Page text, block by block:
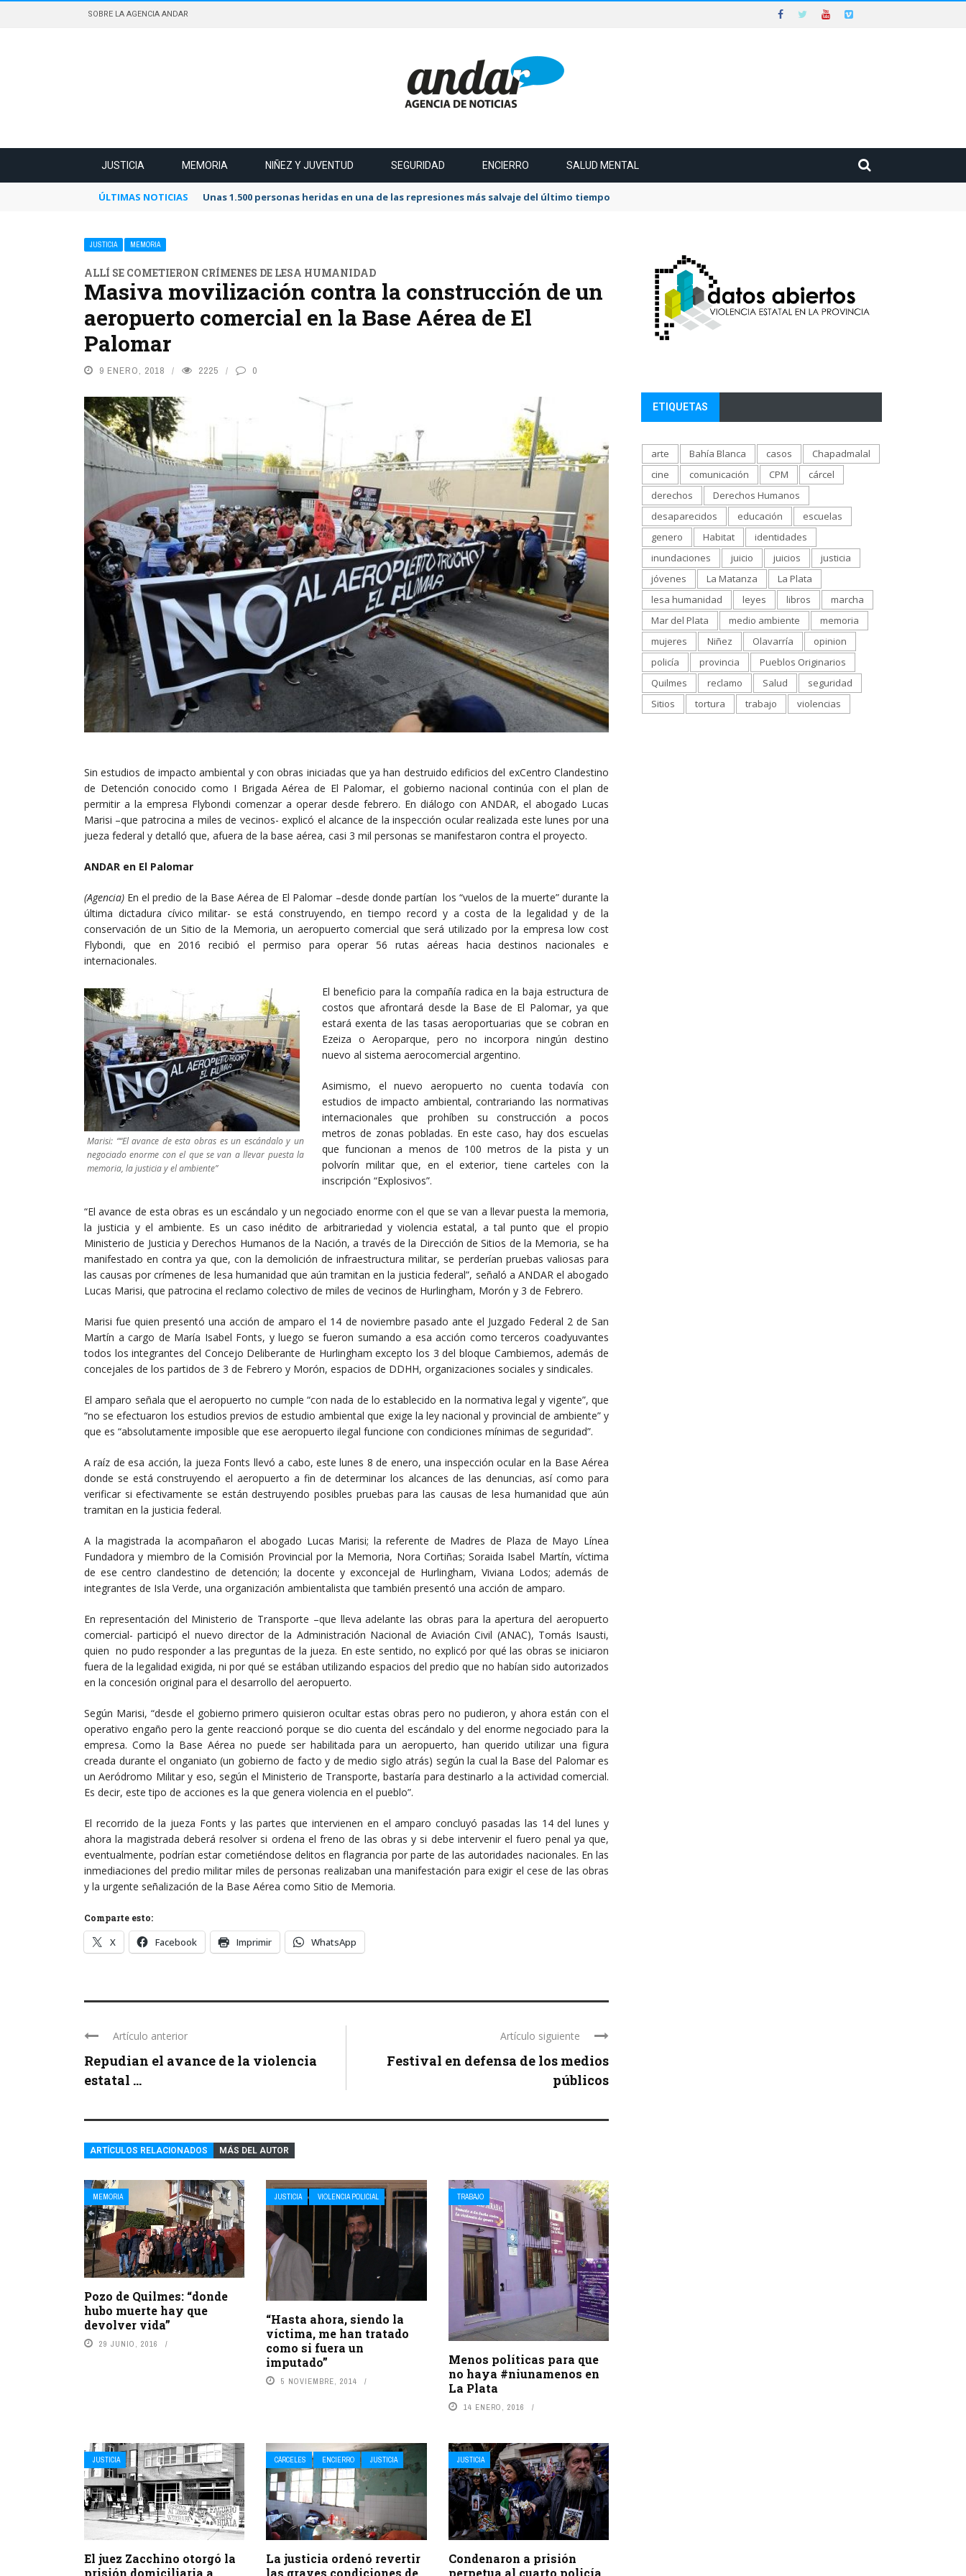
SOBRE LA AGENCIA ANDAR
JUSTICIA MEMORIA NIÑEZ Y JUVENTUD SEGURIDAD ENCIERRO SALUD MENTAL
ÚLTIMAS NOTICIAS Unas 1.500 personas heridas en una de las represiones más salvaje del último tiempo
JUSTICIA MEMORIA
ALLÍ SE COMETIERON CRÍMENES DE LESA HUMANIDAD
Masiva movilización contra la construcción de un
aeropuerto comercial en la Base Aérea de El
Palomar
9 ENERO, 2018 2225 0
Sin estudios de impacto ambiental y con obras iniciadas que ya han destruido edificios del exCentro Clandestino
de Detención conocido como I Brigada Aérea de El Palomar, el gobierno nacional continúa con el plan de
permitir a la empresa Flybondi comenzar a operar desde febrero. En diálogo con ANDAR, el abogado Lucas
Marisi –que patrocina a miles de vecinos- explicó el alcance de la inspección ocular realizada este lunes por una
jueza federal y detalló que, afuera de la base aérea, casi 3 mil personas se manifestaron contra el proyecto.
ANDAR en El Palomar
(Agencia) En el predio de la Base Aérea de El Palomar –desde donde partían los “vuelos de la muerte” durante la
última dictadura cívico militar- se está construyendo, en tiempo record y a costa de la legalidad y de la
conservación de un Sitio de la Memoria, un aeropuerto comercial que será utilizado por la empresa low cost
Flybondi, que en 2016 recibió el permiso para operar 56 rutas aéreas hacia destinos nacionales e
internacionales.
Marisi: ““El avance de esta obras es un escándalo y un
negociado enorme con el que se van a llevar puesta la
memoria, la justicia y el ambiente”
El beneficio para la compañía radica en la baja estructura de
costos que afrontará desde la Base de El Palomar, ya que
estará exenta de las tasas aeroportuarias que se cobran en
Ezeiza o Aeroparque, pero no incorpora ningún destino
nuevo al sistema aerocomercial argentino.
Asimismo, el nuevo aeropuerto no cuenta todavía con
estudios de impacto ambiental, contrariando las normativas
internacionales que prohíben su construcción a pocos
metros de zonas pobladas. En este caso, hay dos escuelas
que funcionan a menos de 100 metros de la pista y un
polvorín militar que, en el exterior, tiene carteles con la
inscripción “Explosivos”.
“El avance de esta obras es un escándalo y un negociado enorme con el que se van a llevar puesta la memoria,
la justicia y el ambiente. Es un caso inédito de arbitrariedad y violencia estatal, a tal punto que el propio
Ministerio de Justicia y Derechos Humanos de la Nación, a través de la Dirección de Sitios de la Memoria, se ha
manifestado en contra ya que, con la demolición de infraestructura militar, se perderían pruebas valiosas para
las causas por crímenes de lesa humanidad que aún tramitan en la justicia federal”, señaló a ANDAR el abogado
Lucas Marisi, que patrocina el reclamo colectivo de miles de vecinos de Hurlingham, Morón y 3 de Febrero.
Marisi fue quien presentó una acción de amparo el 14 de noviembre pasado ante el Juzgado Federal 2 de San
Martín a cargo de María Isabel Fonts, y luego se fueron sumando a esa acción como terceros coadyuvantes
todos los integrantes del Concejo Deliberante de Hurlingham excepto los 3 del bloque Cambiemos, además de
concejales de los partidos de 3 de Febrero y Morón, espacios de DDHH, organizaciones sociales y sindicales.
El amparo señala que el aeropuerto no cumple “con nada de lo establecido en la normativa legal y vigente”, que
“no se efectuaron los estudios previos de estudio ambiental que exige la ley nacional y provincial de ambiente” y
que es “absolutamente imposible que ese aeropuerto ilegal funcione con condiciones mínimas de seguridad”.
A raíz de esa acción, la jueza Fonts llevó a cabo, este lunes 8 de enero, una inspección ocular en la Base Aérea
donde se está construyendo el aeropuerto a fin de determinar los alcances de las denuncias, así como para
verificar si efectivamente se están destruyendo posibles pruebas para las causas de lesa humanidad que aún
tramitan en la justicia federal.
A la magistrada la acompañaron el abogado Lucas Marisi; la referente de Madres de Plaza de Mayo Línea
Fundadora y miembro de la Comisión Provincial por la Memoria, Nora Cortiñas; Soraida Isabel Martín, víctima
de ese centro clandestino de detención; la docente y exconcejal de Hurlingham, Viviana Lodos; además de
integrantes de Isla Verde, una organización ambientalista que también presentó una acción de amparo.
En representación del Ministerio de Transporte –que lleva adelante las obras para la apertura del aeropuerto
comercial- participó el nuevo director de la Administración Nacional de Aviación Civil (ANAC), Tomás Isausti,
quien no pudo responder a las preguntas de la jueza. En este sentido, no explicó por qué las obras se iniciaron
fuera de la legalidad exigida, ni por qué se estában utilizando espacios del predio que no habían sido autorizados
en la concesión original para el desarrollo del aeropuerto.
Según Marisi, “desde el gobierno primero quisieron ocultar estas obras pero no pudieron, y ahora están con el
operativo engaño pero la gente reaccionó porque se dio cuenta del escándalo y del enorme negociado para la
empresa. Como la Base Aérea no puede ser habilitada para un aeropuerto, han querido utilizar una figura
creada durante el onganiato (un gobierno de facto y de medio siglo atrás) según la cual la Base del Palomar es
un Aeródromo Militar y eso, según el Ministerio de Transporte, bastaría para destinarlo a la actividad comercial.
Es decir, este tipo de acciones es la que genera violencia en el pueblo”.
El recorrido de la jueza Fonts y las partes que intervienen en el amparo concluyó pasadas las 14 del lunes y
ahora la magistrada deberá resolver si ordena el freno de las obras y si debe intervenir el fuero penal ya que,
eventualmente, podrían estar cometiéndose delitos en flagrancia por parte de las autoridades nacionales. En las
inmediaciones del predio militar miles de personas realizaban una manifestación para exigir el cese de las obras
y la urgente señalización de la Base Aérea como Sitio de Memoria.
Comparte esto:
X Facebook Imprimir WhatsApp
Artículo anterior
Repudian el avance de la violencia
estatal ...
Artículo siguiente
Festival en defensa de los medios
públicos
ARTÍCULOS RELACIONADOS MÁS DEL AUTOR
MEMORIA
Pozo de Quilmes: “donde
hubo muerte hay que
devolver vida”
29 JUNIO, 2016
JUSTICIA VIOLENCIA POLICIAL
“Hasta ahora, siendo la
víctima, me han tratado
como si fuera un
imputado”
5 NOVIEMBRE, 2014
TRABAJO
Menos políticas para que
no haya #niunamenos en
La Plata
14 ENERO, 2016
JUSTICIA
El juez Zacchino otorgó la
prisión domiciliaria a
CÁRCELES ENCIERRO JUSTICIA
La justicia ordenó revertir
las graves condiciones de
JUSTICIA
Condenaron a prisión
perpetua al cuarto policía
ETIQUETAS
arte Bahía Blanca casos
Chapadmalal
cine
comunicación CPM
cárcel
derechos
Derechos Humanos
desaparecidos
educación
escuelas
genero
Habitat
identidades
inundaciones
juicio juicios
justicia
jóvenes
La Matanza
La Plata
lesa humanidad
leyes libros
marcha
Mar del Plata
medio ambiente
memoria
mujeres
Niñez Olavarría
opinion
policía
provincia
Pueblos Originarios
Quilmes
reclamo Salud
seguridad
Sitios
tortura trabajo violencias